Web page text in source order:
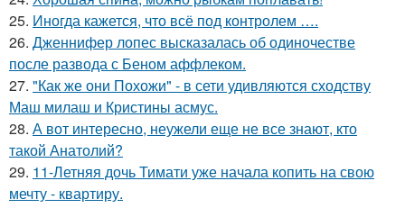
25. Иногда кажется, что всё под контролем ….
26. Дженнифер лопес высказалась об одиночестве
после развода с Беном аффлеком.
27. "Как же они Похожи" - в сети удивляются сходству
Маш милаш и Кристины асмус.
28. А вот интересно, неужели еще не все знают, кто
такой Анатолий?
29. 11-Летняя дочь Тимати уже начала копить на свою
мечту - квартиру.